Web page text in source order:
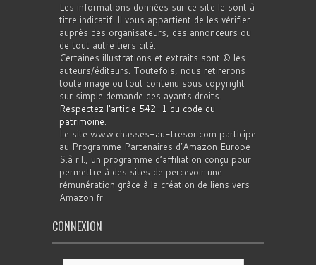
Les informations données sur ce site le sont à
titre indicatif. Il vous appartient de les vérifier
auprès des organisateurs, des annonceurs ou
de tout autre tiers cité.
Certaines illustrations et extraits sont © les
auteurs/éditeurs. Toutefois, nous retirerons
toute image ou tout contenu sous copyright
sur simple demande des ayants droits.
Respectez l'article 542-1 du code du
patrimoine.
Le site www.chasses-au-tresor.com participe
au Programme Partenaires d’Amazon Europe
S.à r.l., un programme d’affiliation conçu pour
permettre à des sites de percevoir une
rémunération grâce à la création de liens vers
Amazon.fr
CONNEXION